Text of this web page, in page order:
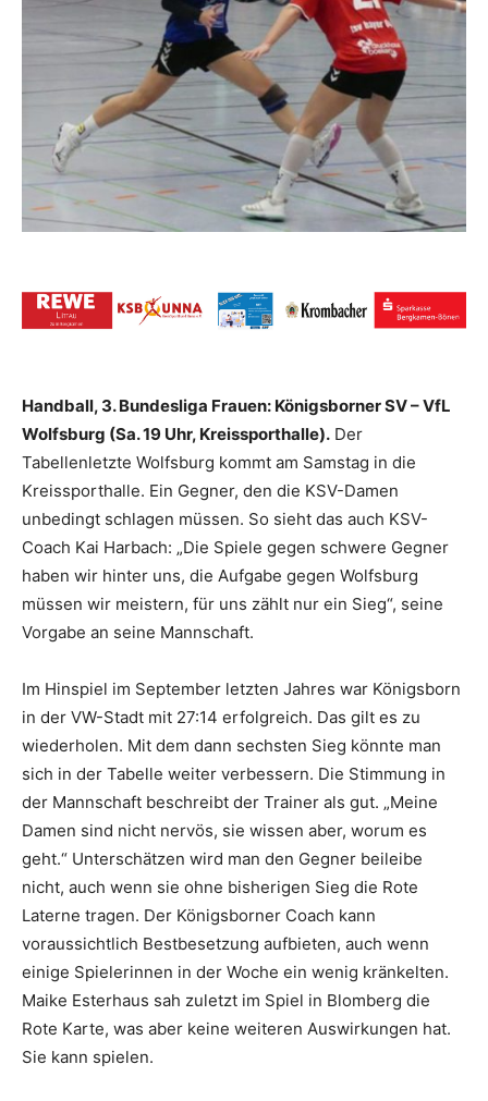
Handball, 3. Bundesliga Frauen: Königsborner SV – VfL
Wolfsburg (Sa. 19 Uhr, Kreissporthalle). Der
Tabellenletzte Wolfsburg kommt am Samstag in die
Kreissporthalle. Ein Gegner, den die KSV-Damen
unbedingt schlagen müssen. So sieht das auch KSV-
Coach Kai Harbach: „Die Spiele gegen schwere Gegner
haben wir hinter uns, die Aufgabe gegen Wolfsburg
müssen wir meistern, für uns zählt nur ein Sieg“, seine
Vorgabe an seine Mannschaft.
Im Hinspiel im September letzten Jahres war Königsborn
in der VW-Stadt mit 27:14 erfolgreich. Das gilt es zu
wiederholen. Mit dem dann sechsten Sieg könnte man
sich in der Tabelle weiter verbessern. Die Stimmung in
der Mannschaft beschreibt der Trainer als gut. „Meine
Damen sind nicht nervös, sie wissen aber, worum es
geht.“ Unterschätzen wird man den Gegner beileibe
nicht, auch wenn sie ohne bisherigen Sieg die Rote
Laterne tragen. Der Königsborner Coach kann
voraussichtlich Bestbesetzung aufbieten, auch wenn
einige Spielerinnen in der Woche ein wenig kränkelten.
Maike Esterhaus sah zuletzt im Spiel in Blomberg die
Rote Karte, was aber keine weiteren Auswirkungen hat.
Sie kann spielen.